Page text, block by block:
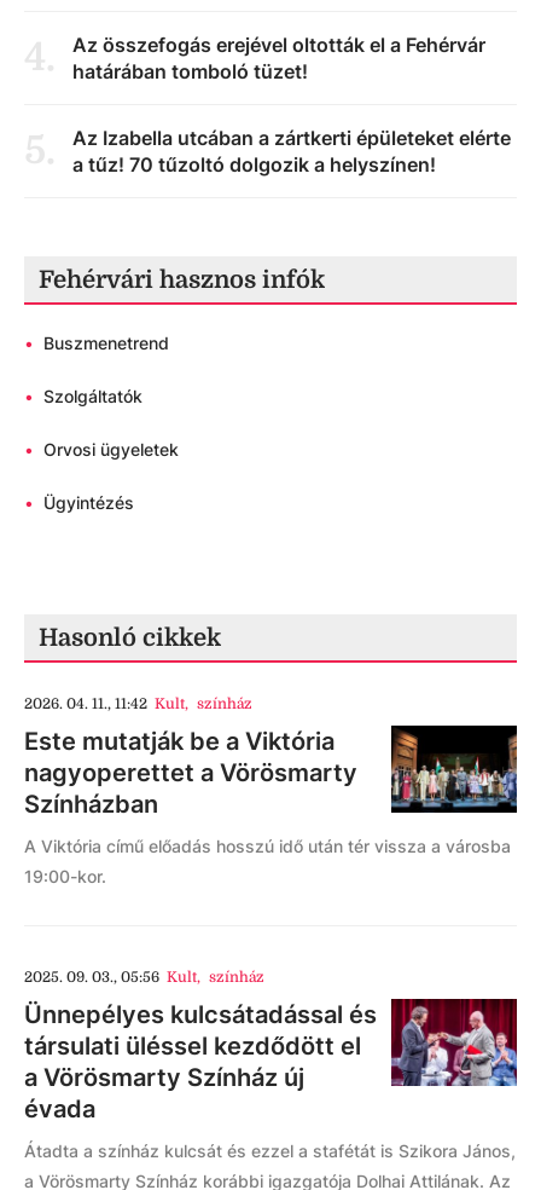
4.
Az összefogás erejével oltották el a Fehérvár
határában tomboló tüzet!
5.
Az Izabella utcában a zártkerti épületeket elérte
a tűz! 70 tűzoltó dolgozik a helyszínen!
Fehérvári hasznos infók
• Buszmenetrend
• Szolgáltatók
• Orvosi ügyeletek
• Ügyintézés
Hasonló cikkek
2026. 04. 11., 11:42 Kult, színház
Este mutatják be a Viktória
nagyoperettet a Vörösmarty
Színházban
A Viktória című előadás hosszú idő után tér vissza a városba
19:00-kor.
2025. 09. 03., 05:56 Kult, színház
Ünnepélyes kulcsátadással és
társulati üléssel kezdődött el
a Vörösmarty Színház új
évada
Átadta a színház kulcsát és ezzel a stafétát is Szikora János,
a Vörösmarty Színház korábbi igazgatója Dolhai Attilának. Az